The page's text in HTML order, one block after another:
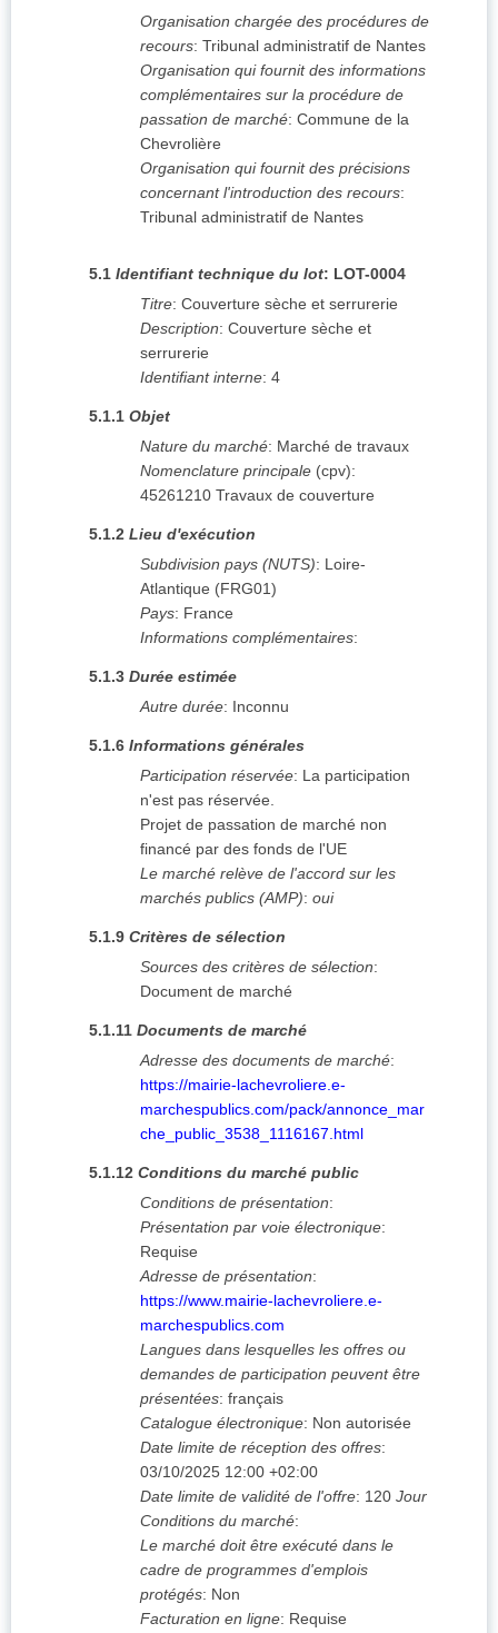
Organisation chargée des procédures de
recours: Tribunal administratif de Nantes
Organisation qui fournit des informations
complémentaires sur la procédure de
passation de marché: Commune de la
Chevrolière
Organisation qui fournit des précisions
concernant l'introduction des recours:
Tribunal administratif de Nantes
5.1 Identifiant technique du lot: LOT-0004
Titre: Couverture sèche et serrurerie
Description: Couverture sèche et
serrurerie
Identifiant interne: 4
5.1.1 Objet
Nature du marché: Marché de travaux
Nomenclature principale (cpv):
45261210 Travaux de couverture
5.1.2 Lieu d'exécution
Subdivision pays (NUTS): Loire-
Atlantique (FRG01)
Pays: France
Informations complémentaires:
5.1.3 Durée estimée
Autre durée: Inconnu
5.1.6 Informations générales
Participation réservée: La participation
n'est pas réservée.
Projet de passation de marché non
financé par des fonds de l'UE
Le marché relève de l'accord sur les
marchés publics (AMP): oui
5.1.9 Critères de sélection
Sources des critères de sélection:
Document de marché
5.1.11 Documents de marché
Adresse des documents de marché:
https://mairie-lachevroliere.e-
marchespublics.com/pack/annonce_mar
che_public_3538_1116167.html
5.1.12 Conditions du marché public
Conditions de présentation:
Présentation par voie électronique:
Requise
Adresse de présentation:
https://www.mairie-lachevroliere.e-
marchespublics.com
Langues dans lesquelles les offres ou
demandes de participation peuvent être
présentées: français
Catalogue électronique: Non autorisée
Date limite de réception des offres:
03/10/2025 12:00 +02:00
Date limite de validité de l'offre: 120 Jour
Conditions du marché:
Le marché doit être exécuté dans le
cadre de programmes d'emplois
protégés: Non
Facturation en ligne: Requise